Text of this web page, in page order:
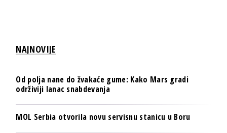
NAJNOVIJE
Od polja nane do žvakaće gume: Kako Mars gradi
održiviji lanac snabdevanja
MOL Serbia otvorila novu servisnu stanicu u Boru